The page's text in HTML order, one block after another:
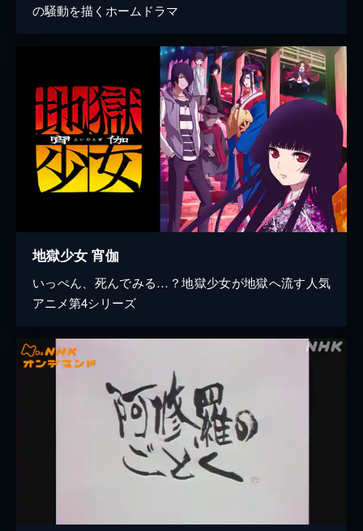
の騒動を描くホームドラマ
地獄少女 宵伽
いっぺん、死んでみる…？地獄少女が地獄へ流す人気
アニメ第4シリーズ